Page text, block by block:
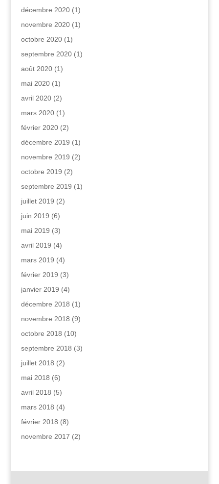
décembre 2020(1)
novembre 2020(1)
octobre 2020(1)
septembre 2020(1)
août 2020(1)
mai 2020(1)
avril 2020(2)
mars 2020(1)
février 2020(2)
décembre 2019 (1)
novembre 2019 (2)
octobre 2019 (2)
septembre 2019 (1)
juillet 2019 (2)
juin 2019 (6)
mai 2019 (3)
avril 2019 (4)
mars 2019 (4)
février 2019 (3)
janvier 2019 (4)
décembre 2018 (1)
novembre 2018 (9)
octobre 2018 (10)
septembre 2018 (3)
juillet 2018 (2)
mai 2018 (6)
avril 2018 (5)
mars 2018 (4)
février 2018 (8)
novembre 2017 (2)